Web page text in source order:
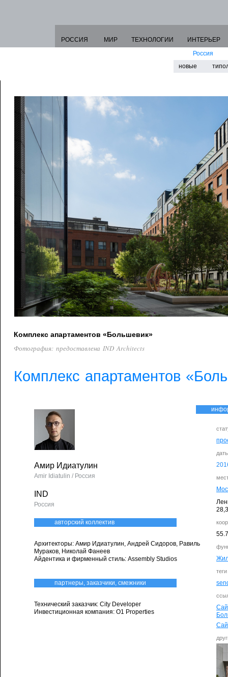
РОССИЯ МИР ТЕХНОЛОГИИ
ИНТЕРЬЕР
Россия
новые
Комплекс апартаментов «Большевик»
Фотография: предоставлена IND Architects
Комплекс апартаментов
теги
Амир Идиатулин
Amir Idiatulin / Россия
IND
Россия
авторский коллектив
Архитекторы: Амир Идиатулин, Андрей Сидоров, Равиль
Мураков, Николай Фанеев
Айдентика и фирменный стиль: Аssembly Studios
партнеры, заказчики, смежники
Технический заказчик: City Developer
Инвестиционная компания: O1 Properties